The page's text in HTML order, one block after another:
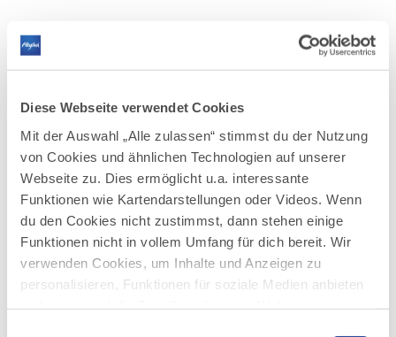
Diese Webseite verwendet Cookies
Mit der Auswahl „Alle zulassen“ stimmst du der Nutzung
von Cookies und ähnlichen Technologien auf unserer
Webseite zu. Dies ermöglicht u.a. interessante
Funktionen wie Kartendarstellungen oder Videos. Wenn
du den Cookies nicht zustimmst, dann stehen einige
Funktionen nicht in vollem Umfang für dich bereit. Wir
verwenden Cookies, um Inhalte und Anzeigen zu
personalisieren, Funktionen für soziale Medien anbieten